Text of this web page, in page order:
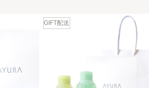
GIFT配送